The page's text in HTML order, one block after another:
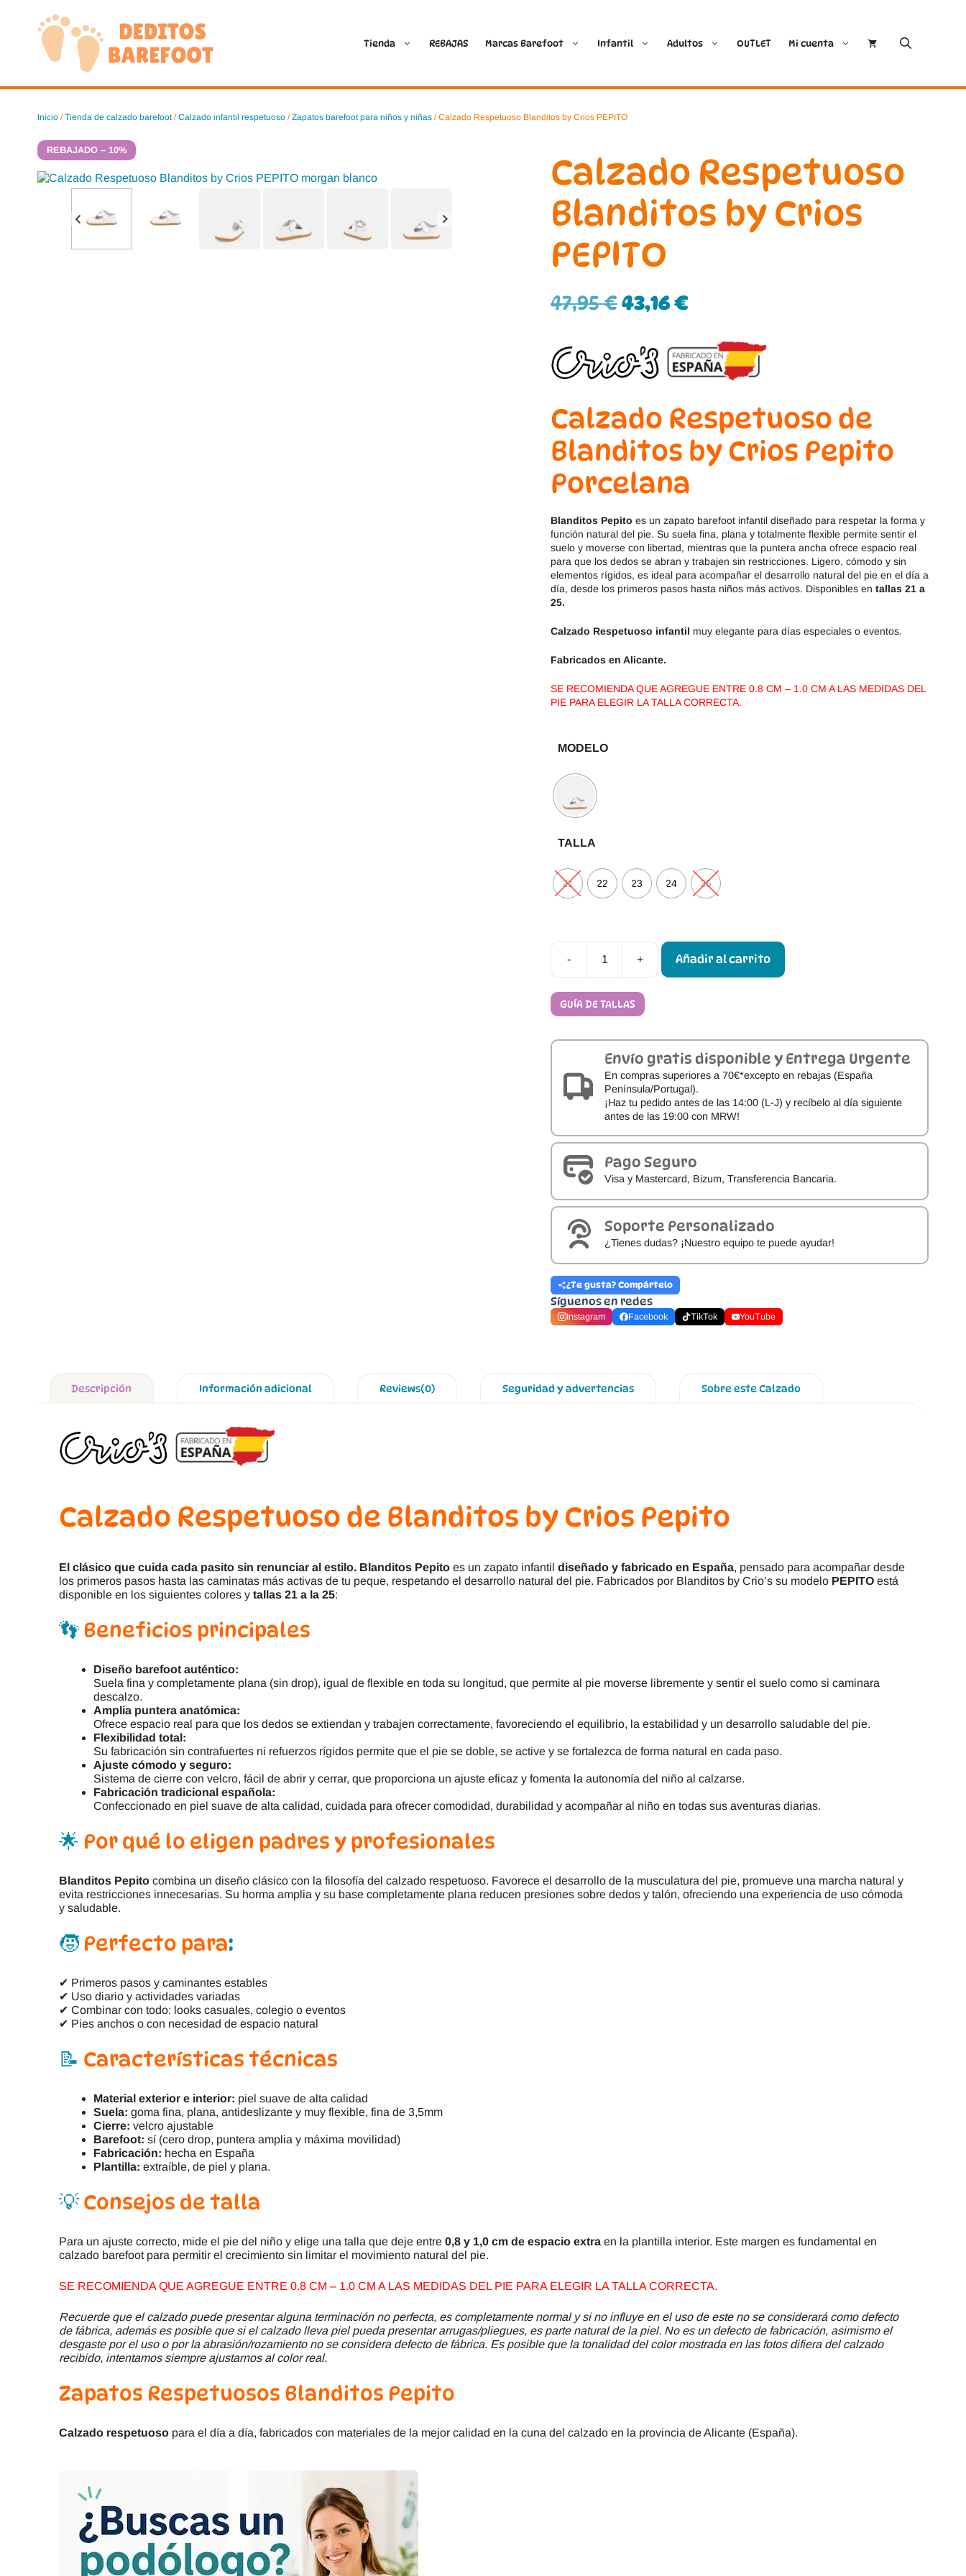
contenido
Tienda REBAJAS Marcas Barefoot
Ballop
Coimbra
Batilas
Deditos
Demax
FlexiNens
Koops
OldSoles
Dodo Shoes
Igor
Infantil Adultos OUTLET Mi cuenta
Inicio /Tienda de calzado barefoot/Calzado infantil respetuoso /Zapatos barefoot para niños y niñas / Calzado Respetuoso Blanditos by Crios PEPITO
REBAJADO – 10%
Calzado Respetuoso
Blanditos by Crios
PEPITO
47,95€43,16€
Calzado Respetuoso de
Blanditos by Crios Pepito
Porcelana
Blanditos Pepito es un zapato barefoot infantil diseñado para respetar la forma y
función natural del pie. Su suela fina, plana y totalmente flexible permite sentir el
suelo y moverse con libertad, mientras que la puntera ancha ofrece espacio real
para que los dedos se abran y trabajen sin restricciones. Ligero, cómodo y sin
elementos rígidos, es ideal para acompañar el desarrollo natural del pie en el día a
día, desde los primeros pasos hasta niños más activos. Disponibles en tallas 21 a
25.
Calzado Respetuoso infantil muy elegante para días especiales o eventos.
Fabricados en Alicante.
SE RECOMIENDA QUE AGREGUE ENTRE 0.8 CM – 1.0 CM A LAS MEDIDAS DEL
PIE PARA ELEGIR LA TALLA CORRECTA.
MODELO
TALLA
21 22 23 24 25
-
Calzado
Respetuoso
Blanditos
by
Crios
cantidad
+ Añadir al carrito
GUÍA DE TALLAS
Envío gratis disponible y Entrega Urgente
En compras superiores a 70€*excepto en rebajas (España
Península/Portugal).
¡Haz tu pedido antes de las 14:00 (L-J) y recíbelo al día siguiente
antes de las 19:00 con MRW!
Pago Seguro
Visa y Mastercard, Bizum, Transferencia Bancaria.
Soporte Personalizado
¿Tienes dudas? ¡Nuestro equipo te puede ayudar!
¿Te gusta? Compártelo
Síguenos en redes
Instagram Facebook TikTok YouTube
Descripción Información adicional Reviews(0) Seguridad y advertencias Sobre este Calzado
Calzado Respetuoso de Blanditos by Crios Pepito
El clásico que cuida cada pasito sin renunciar al estilo. Blanditos Pepito es un zapato infantil diseñado y fabricado en España, pensado para acompañar desde
los primeros pasos hasta las caminatas más activas de tu peque, respetando el desarrollo natural del pie. Fabricados por Blanditos by Crio’s su modelo PEPITO está
disponible en los siguientes colores y tallas 21 a la 25:
👣 Beneficios principales
Diseño barefoot auténtico:
Suela fina y completamente plana (sin drop), igual de flexible en toda su longitud, que permite al pie moverse libremente y sentir el suelo como si caminara
descalzo.
Amplia puntera anatómica:
Ofrece espacio real para que los dedos se extiendan y trabajen correctamente, favoreciendo el equilibrio, la estabilidad y un desarrollo saludable del pie.
Flexibilidad total:
Su fabricación sin contrafuertes ni refuerzos rígidos permite que el pie se doble, se active y se fortalezca de forma natural en cada paso.
Ajuste cómodo y seguro:
Sistema de cierre con velcro, fácil de abrir y cerrar, que proporciona un ajuste eficaz y fomenta la autonomía del niño al calzarse.
Fabricación tradicional española:
Confeccionado en piel suave de alta calidad, cuidada para ofrecer comodidad, durabilidad y acompañar al niño en todas sus aventuras diarias.
🌟 Por qué lo eligen padres y profesionales
Blanditos Pepito combina un diseño clásico con la filosofía del calzado respetuoso. Favorece el desarrollo de la musculatura del pie, promueve una marcha natural y
evita restricciones innecesarias. Su horma amplia y su base completamente plana reducen presiones sobre dedos y talón, ofreciendo una experiencia de uso cómoda
y saludable.
🧒 Perfecto para:
✔ Primeros pasos y caminantes estables
✔ Uso diario y actividades variadas
✔ Combinar con todo: looks casuales, colegio o eventos
✔ Pies anchos o con necesidad de espacio natural
📝 Características técnicas
Material exterior e interior: piel suave de alta calidad
Suela: goma fina, plana, antideslizante y muy flexible, fina de 3,5mm
Cierre: velcro ajustable
Barefoot: sí (cero drop, puntera amplia y máxima movilidad)
Fabricación: hecha en España
Plantilla: extraíble, de piel y plana.
💡 Consejos de talla
Para un ajuste correcto, mide el pie del niño y elige una talla que deje entre 0,8 y 1,0 cm de espacio extra en la plantilla interior. Este margen es fundamental en
calzado barefoot para permitir el crecimiento sin limitar el movimiento natural del pie.
SE RECOMIENDA QUE AGREGUE ENTRE 0.8 CM – 1.0 CM A LAS MEDIDAS DEL PIE PARA ELEGIR LA TALLA CORRECTA.
Recuerde que el calzado puede presentar alguna terminación no perfecta, es completamente normal y si no influye en el uso de este no se considerará como defecto
de fábrica, además es posible que si el calzado lleva piel pueda presentar arrugas/pliegues, es parte natural de la piel. No es un defecto de fabricación, asimismo el
desgaste por el uso o por la abrasión/rozamiento no se considera defecto de fábrica. Es posible que la tonalidad del color mostrada en las fotos difiera del calzado
recibido, intentamos siempre ajustarnos al color real.
Zapatos Respetuosos Blanditos Pepito
Calzado respetuoso para el día a día, fabricados con materiales de la mejor calidad en la cuna del calzado en la provincia de Alicante (España).